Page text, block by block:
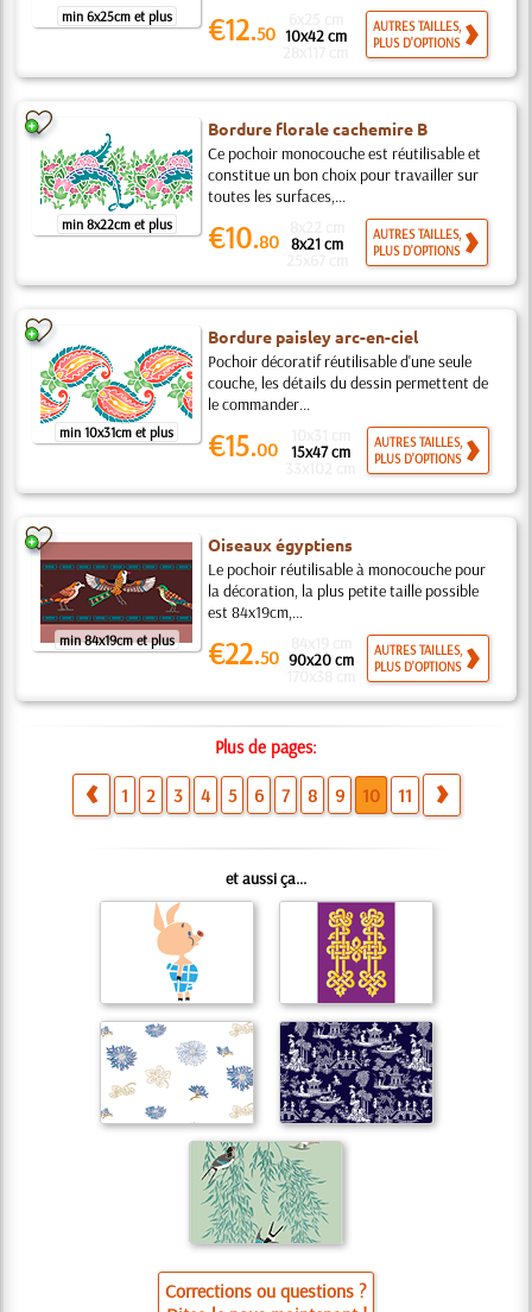
min 6x25cm et plus €12.50 10x42 cm
AUTRES TAILLES,
PLUS D'OPTIONS
min 8x22cm et plus
Bordure florale cachemire B
Ce pochoir monocouche est réutilisable et
constitue un bon choix pour travailler sur
toutes les surfaces,...
€10.80 8x21 cm
AUTRES TAILLES,
PLUS D'OPTIONS
min 10x31cm et plus
Bordure paisley arc-en-ciel
Pochoir décoratif réutilisable d'une seule
couche, les détails du dessin permettent de
le commander...
€15.00 15x47 cm
AUTRES TAILLES,
PLUS D'OPTIONS
min 84x19cm et plus
Oiseaux égyptiens
Le pochoir réutilisable à monocouche pour
la décoration, la plus petite taille possible
est 84x19cm,...
€22.50 90x20 cm
AUTRES TAILLES,
PLUS D'OPTIONS
Plus de pages:
1 2 3 4 5 6 7 8 9 10 11
et aussi ça...
Corrections ou questions ?